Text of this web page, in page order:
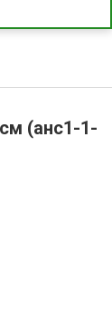
(анс1-1-